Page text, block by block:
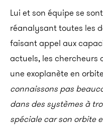
Lui et son équipe se
réanalysant toutes les
faisant appel aux
actuels, les chercheurs
une exoplanète en
connaissons pas
dans des systèmes à
spéciale car son orbite